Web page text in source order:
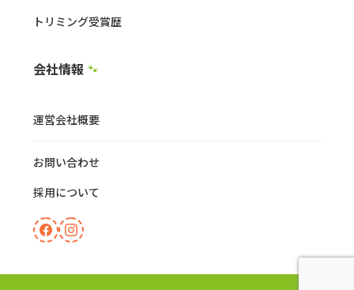
トリミング受賞歴
会社情報 🐾
運営会社概要
お問い合わせ
採用について